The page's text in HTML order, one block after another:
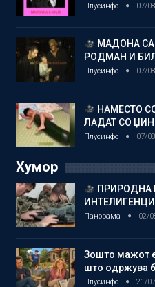
Плусинфо 07/
МАДОНА
РОДМАН И
Плусинфо 07/
НАМЕСТО
ЛАДАТ СО
Плусинфо 07/
Хумор
ПРИРОДНА
Панорама 02/
Зошто мажот
што одржува
Плусинфо 21/